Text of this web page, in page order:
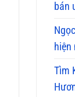
bán
hiện
Tìm